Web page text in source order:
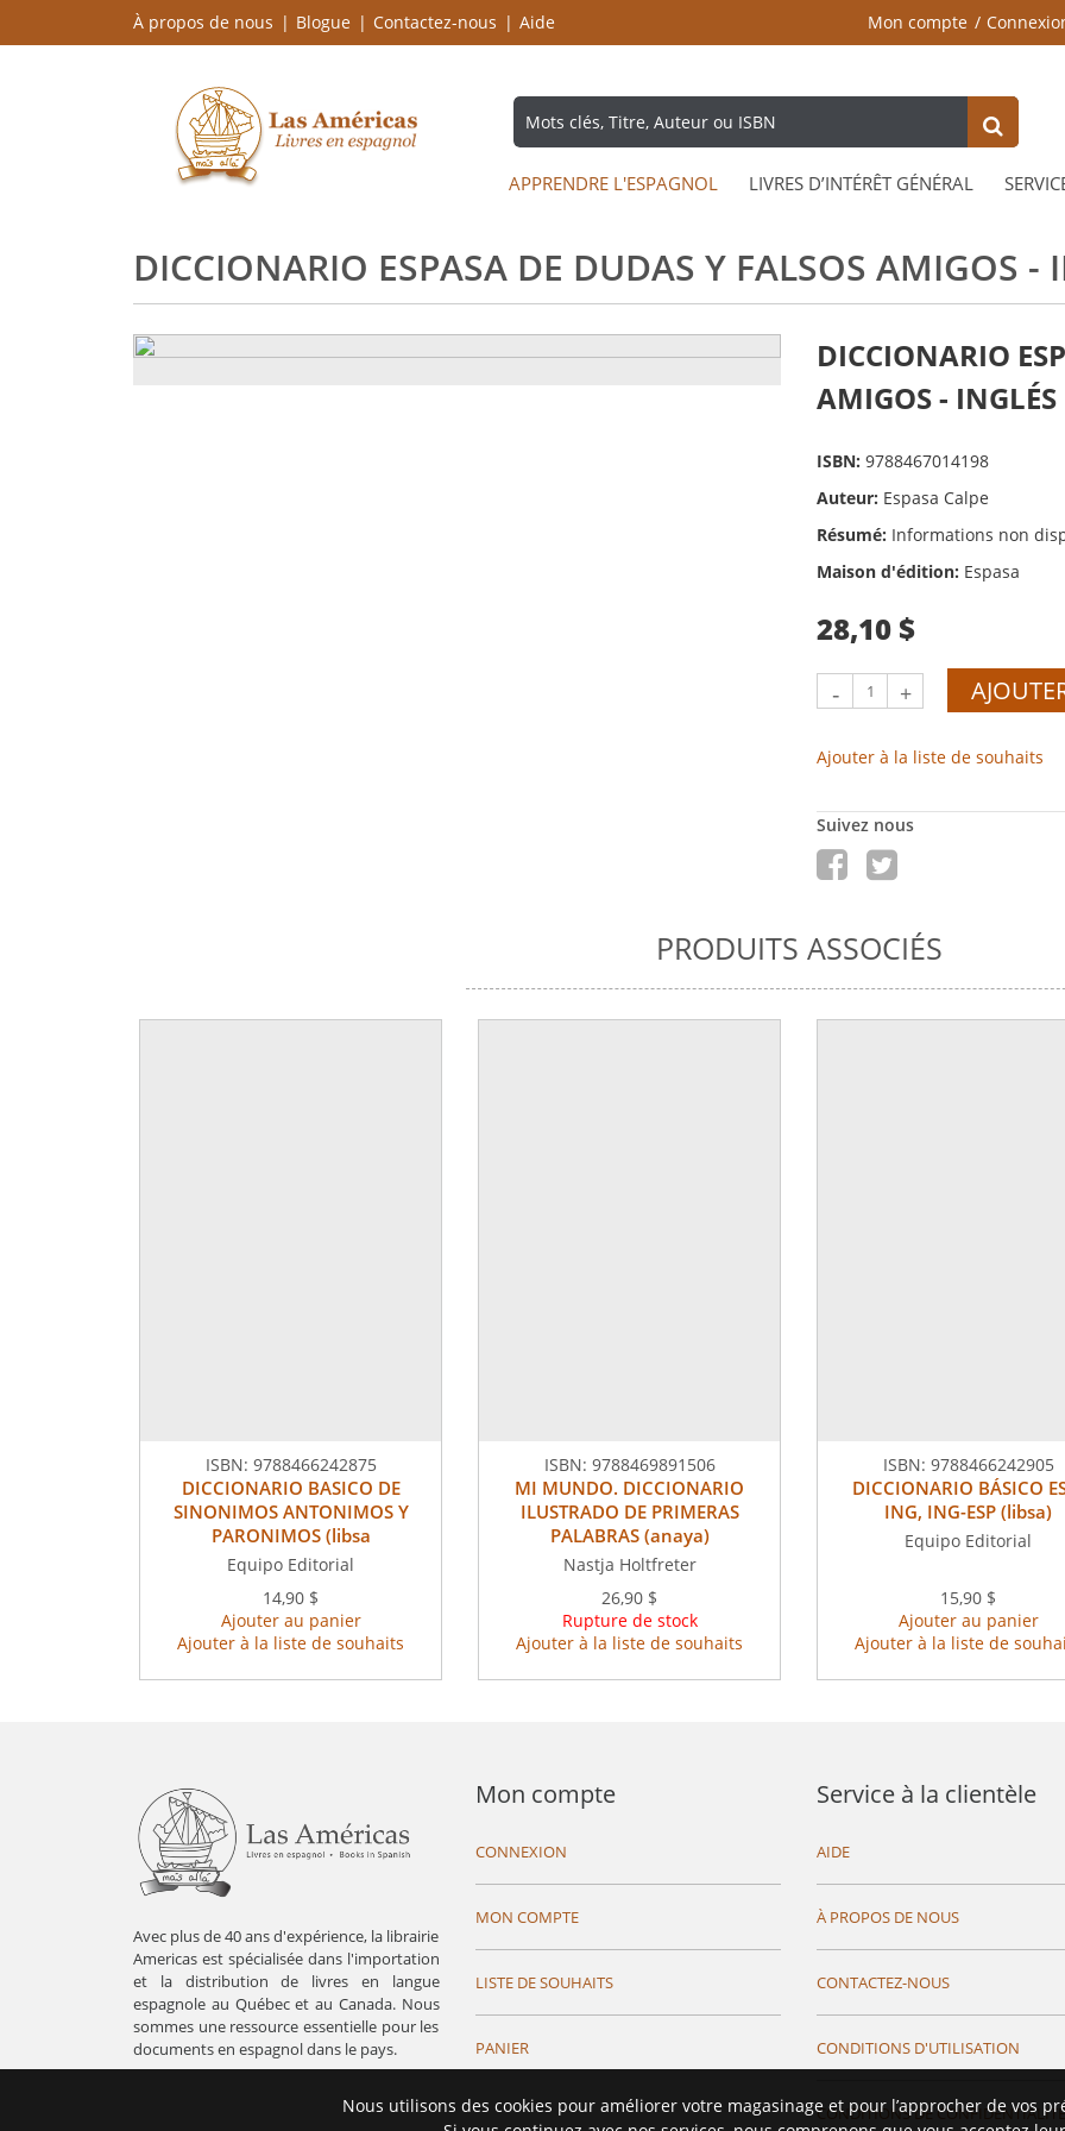
À propos de nous Blogue Contactez-nous Aide Mon compte
APPRENDRE L'ESPAGNOL LIVRES D’INTÉRÊT GÉNÉRAL
DICCIONARIO ESPASA DE DUDAS Y FALSOS AMIGOS -
DICCIONARIO
AMIGOS - INGLÉS
ISBN: 9788467014198
Auteur: Espasa Calpe
Résumé: Informations non
Maison d'édition: Espasa
28,10 $
- +
Ajouter à la liste de souhaits
Suivez nous
PRODUITS ASSOCIÉS
ISBN: 9788466242875
DICCIONARIO BASICO DE
SINONIMOS ANTONIMOS Y
PARONIMOS (libsa
Equipo Editorial
14,90 $
Ajouter au panier
Ajouter à la liste de souhaits
ISBN: 9788469891506
MI MUNDO. DICCIONARIO
ILUSTRADO DE PRIMERAS
PALABRAS (anaya)
Nastja Holtfreter
26,90 $
Rupture de stock
Ajouter à la liste de souhaits
ISBN: 9788466242905
DICCIONARIO BÁSICO
ING, ING-ESP (libsa)
Equipo Editorial
15,90 $
Ajouter au panier
Ajouter à la liste de
Avec plus de 40 ans d'expérience, la librairie
Americas est spécialisée dans l'importation
et la distribution de livres en langue
espagnole au Québec et au Canada. Nous
sommes une ressource essentielle pour les
documents en espagnol dans le pays.
Mon compte
CONNEXION
MON COMPTE
LISTE DE SOUHAITS
PANIER
Service à la clientèle
AIDE
À PROPOS DE NOUS
CONTACTEZ-NOUS
CONDITIONS D'UTILISATION
CONDITIONS DE CONFIDENTIALITÉ
Nous utilisons des cookies pour améliorer votre magasinage et pour l’approcher de vos